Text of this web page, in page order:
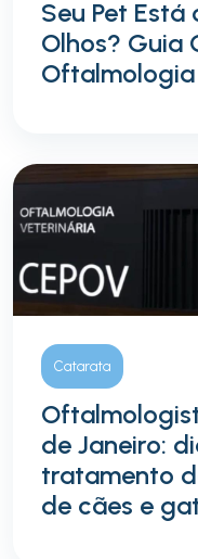
Seu Pet Está
Olhos? Guia
Oftalmologia
Catarata
de Janeiro:
tratamento
de cães e